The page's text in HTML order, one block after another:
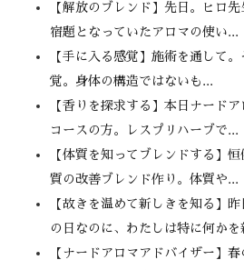
【解放のブレンド】先日。ヒロ
宿題となっていたアロマの使い...
【手に入る感覚】施術を通して
覚。身体の構造ではないも...
【香りを探求する】本日ナード
コースの方。レスプリハーブで...
【体質を知ってブレンドする】
質の改善ブレンド作り。体質や...
【故きを温めて新しきを知る】
の日なのに、わたしは特に何かを
【ナードアロマアドバイザー】